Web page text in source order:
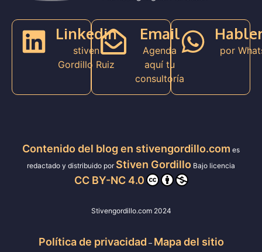
Linkedin
stiven
Gordillo Ruiz
Email
Agenda
aquí tu
consultoría
por
Contenido del blog en stivengordillo.com es
redactado y distribuido por Stiven Gordillo Bajo licencia
CC BY-NC 4.0
Stivengordillo.com 2024
Política de privacidad – Mapa del sitio